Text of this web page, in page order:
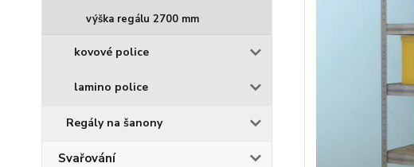
výška regálu 2700 mm
kovové police
lamino police
Regály na šanony
Svařování